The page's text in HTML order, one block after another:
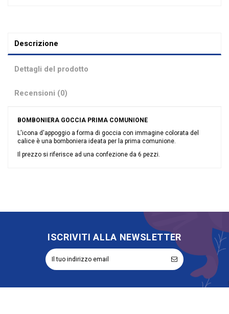
Descrizione
Dettagli del prodotto
Recensioni (0)
BOMBONIERA GOCCIA PRIMA COMUNIONE
L'icona d'appoggio a forma di goccia con immagine colorata del
calice è una bomboniera ideata per la prima comunione.
Il prezzo si riferisce ad una confezione da 6 pezzi.
Rappresentazione Calice
Categoria Prodotto Bomboniere Sacre
ISCRIVITI ALLA NEWSLETTER